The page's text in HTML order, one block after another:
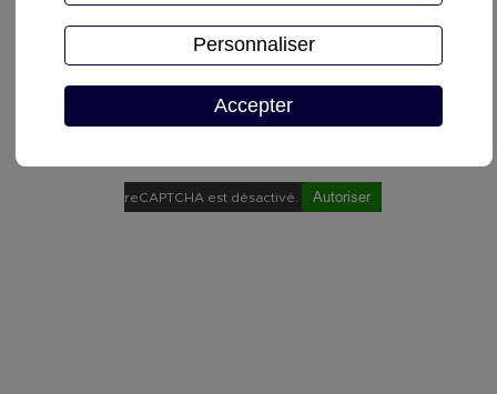
Demande de devis
reCAPTCHA est désactivé. Autoriser
Accepter
Personnaliser